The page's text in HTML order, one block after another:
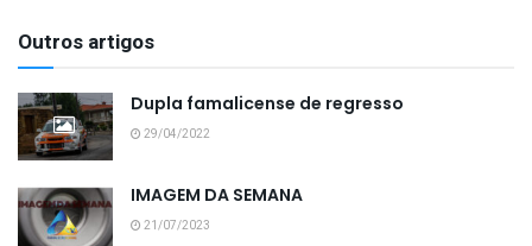
Outros artigos
Dupla famalicense de regresso
29/04/2022
IMAGEM DA SEMANA
21/07/2023